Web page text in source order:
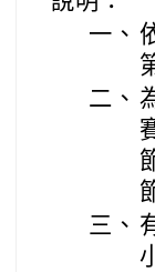
一、
二、
三、